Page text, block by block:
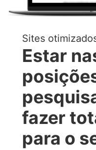
Sites
Estar
fazer
para o